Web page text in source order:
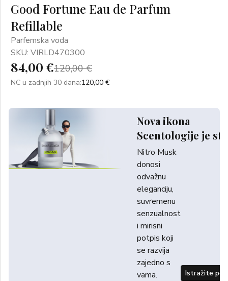
Good Fortune Eau de Parfum
Refillable
Parfemska voda
SKU: VIRLD470300
84,00 €120,00 €
NC u zadnjih 30 dana:120,00 €
Nova ikona
Scentologije je
Nitro Musk
donosi
odvažnu
eleganciju,
suvremenu
senzualnost
i mirisni
potpis koji
se razvija
zajedno s
vama.
Istražite